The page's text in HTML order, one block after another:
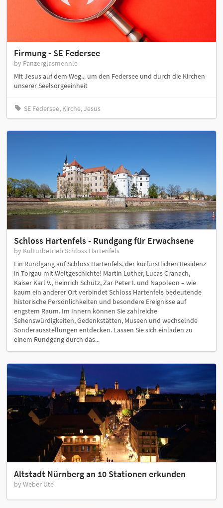
Firmung - SE Federsee
by Panzerglasmennle
Mit Jesus auf dem Weg... um den Federsee und durch die Kirchen
unserer Seelsorgeeinheit
SE Federsee, Kirche, Jesus
Schloss Hartenfels - Rundgang für Erwachsene
by Kulturbetrieb Schloss Hartenfels
Ein Rundgang auf Schloss Hartenfels, der kurfürstlichen Residenz
in Torgau mit Weltgeschichte! Martin Luther, Lucas Cranach,
Kaiser Karl V., Heinrich Schütz, Zar Peter I. und Napoleon – wie
kaum ein anderer Ort verbindet Schloss Hartenfels bedeutende
historische Persönlichkeiten und besondere Ereignisse auf
engstem Raum. Im Innern können Sie zahlreiche
Sehenswürdigkeiten, Gedenkstätten, Museen und wechselnde
Sonderausstellungen entdecken. Lassen Sie sich einladen zu
einem Rundgang durch das...
Altstadt Nürnberg an 10 Stationen erkunden
by Weber Ute